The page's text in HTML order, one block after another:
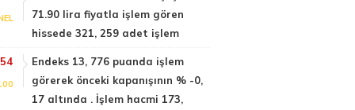
71.90 lira fiyatla işlem gören
hissede 321, 259 adet işlem
Endeks 13, 776 puanda işlem
görerek önceki kapanışının % -0,
17 altında . İşlem hacmi 173,